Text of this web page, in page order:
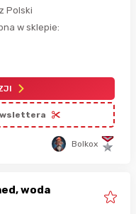
Polski
w sklepie:
Bolkox
woda